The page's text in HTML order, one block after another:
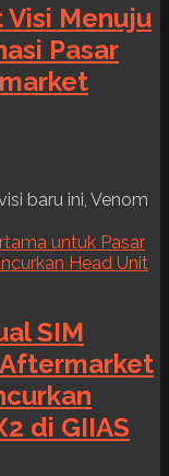
Visi Menuju
Pasar
baru ini, Venom
SIM
di GIIAS